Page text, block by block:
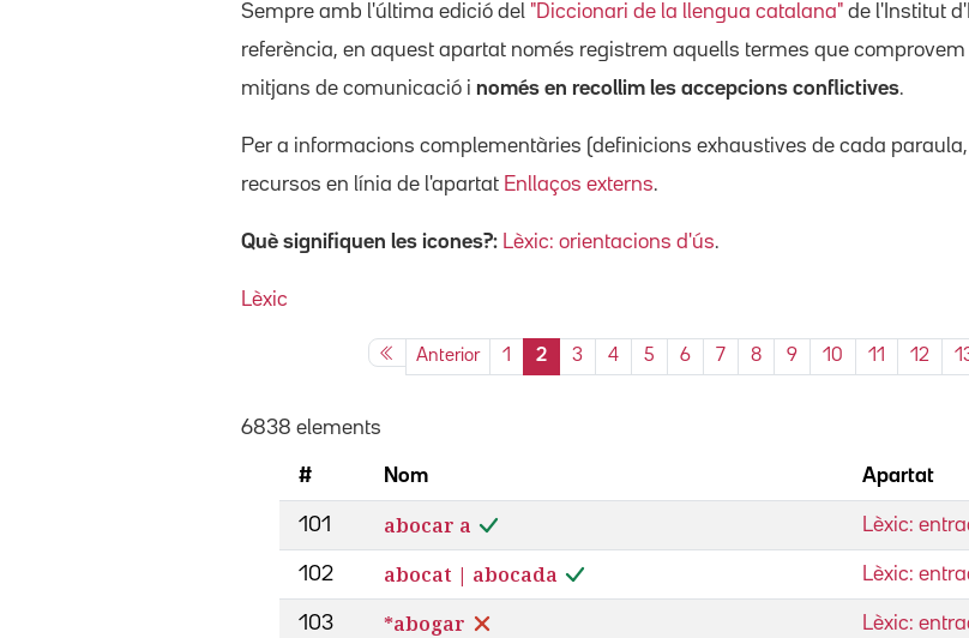
Sempre amb l'última edició del "Diccionari de la llengua catalana" de l'Institut
referència, en aquest apartat només registrem aquells termes que comprovem
mitjans de comunicació i només en recollim les accepcions conflictives.
Per a informacions complementàries (definicions exhaustives de cada
recursos en línia de l'apartat Enllaços externs.
Què signifiquen les icones?: Lèxic: orientacions d'ús.
Lèxic
Anterior 1 2 3 4 5 6 7 8 9 10 11 12
6838 elements
# Nom Apartat
101 abocar a Lèxic:
102 abocat | abocada Lèxic:
103 *abogar Lèxic: